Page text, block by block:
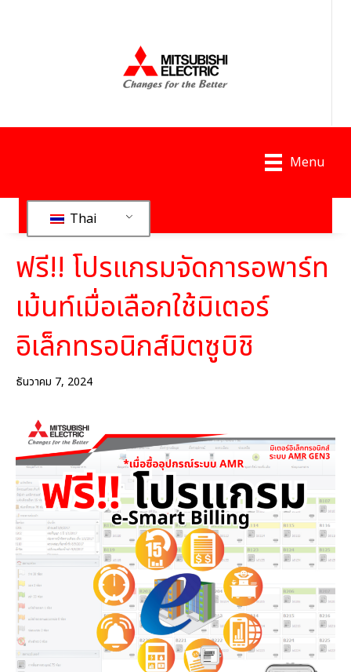
Menu
Thai
ฟรี!! โปรแกรมจัดการอพาร์ท
เม้นท์เมื่อเลือกใช้มิเตอร์
อิเล็กทรอนิกส์มิตซูบิชิ
ธันวาคม 7, 2024